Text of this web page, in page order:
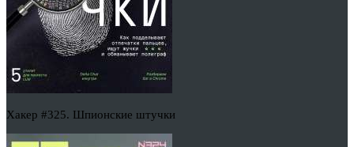
Хакер #325. Шпионские штучки